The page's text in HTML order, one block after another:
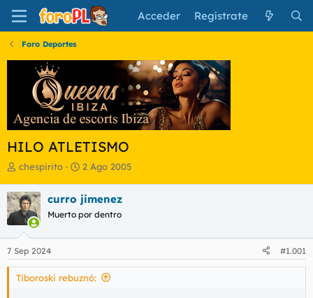
Acceder Regístrate
Foro Deportes
HILO ATLETISMO
I
i
c
a
d
o
r
d
chespirito
F
h
a
e
n
i
2 Ago 2005
curro jimenez
Muerto por dentro
7 Sep 2024 #1.001
Tiboroski rebuznó: